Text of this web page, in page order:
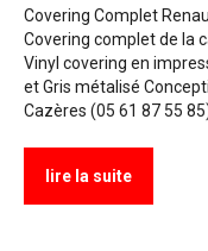
Covering Complet
Covering complet de la
Vinyl covering en
et Gris métalisé
Cazères (05 61 87 55
lire la suite